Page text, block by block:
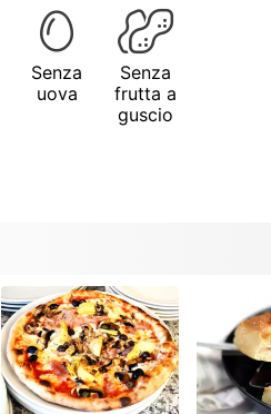
Senza
uova
Senza
frutta a
guscio